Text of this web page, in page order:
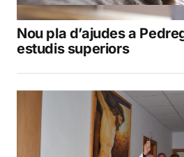
Nou pla d’ajudes a
estudis superiors